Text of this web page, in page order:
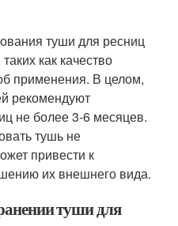
туши для ресниц
как качество
применения. В целом,
рекомендуют
не более 3-6 месяцев.
тушь не
привести к
их внешнего вида.
туши для